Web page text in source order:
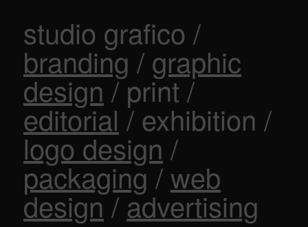
studio grafico /
branding / graphic
design/ print /
editorial / exhibition /
logo design /
packaging/web
design/advertising